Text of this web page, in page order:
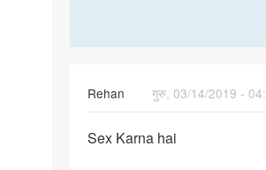
Rehan
गुरु, 03/14/2019 -
Sex
Sex Karna hai